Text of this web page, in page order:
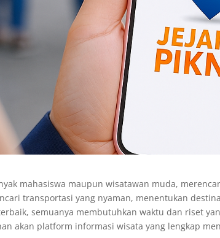
mahasiswa maupun wisatawan muda,
transportasi yang nyaman, menentukan
semuanya membutuhkan waktu dan riset
akan platform informasi wisata yang lengkap